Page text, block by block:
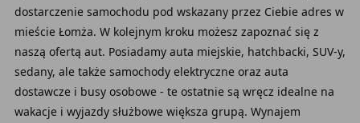
dostarczenie samochodu pod wskazany przez Ciebie adres w
mieście Łomża. W kolejnym kroku możesz zapoznać się z
naszą ofertą aut. Posiadamy auta miejskie, hatchbacki, SUV-y,
sedany, ale także samochody elektryczne oraz auta
dostawcze i busy osobowe - te ostatnie są wręcz idealne na
wakacje i wyjazdy służbowe większa grupą. Wynajem